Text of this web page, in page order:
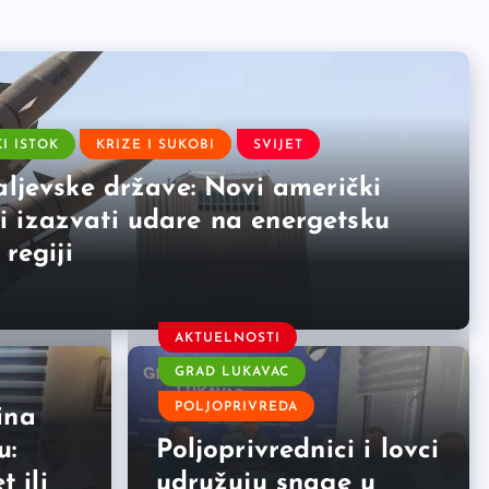
ISTOK KRIZE I SUKOBI SVIJET
države: Novi američki
izazvati udare na energetsku
regiji
ili
AKTUELNOSTI
GRAD LUKAVAC
POLJOPRIVREDA
Poljoprivrednici i lovci
udružuju snage u